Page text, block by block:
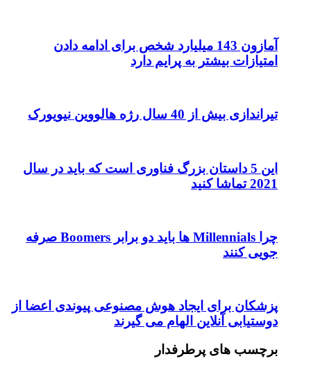
آمازون 143 میلیارد شخص برای ادامه دادن
امتیازات بیشتر به پرایم دارد
تیراندازی بیش از 40 سال رژه هالووین نیویورک
این 5 داستان بزرگ فناوری است که باید در سال
2021 تماشا کنید
چرا Millennials ها باید دو برابر Boomers صرفه
جویی کنند
پزشکان برای ایجاد هوش مصنوعی پیوندی اعضا از
دوستیابی آنلاین الهام می گیرند
برچسب های پرطرفدار